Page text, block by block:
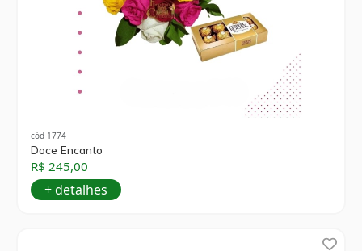
cód 1774
Doce Encanto
R$ 245,00
+ detalhes